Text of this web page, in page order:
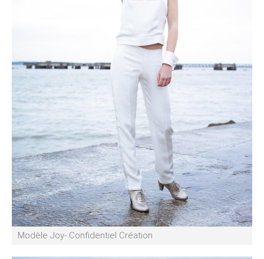
Modèle Joy- Confidentiel Création